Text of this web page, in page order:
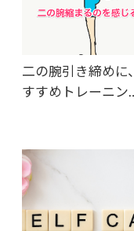
二の腕引き締めに
すすめトレーニン